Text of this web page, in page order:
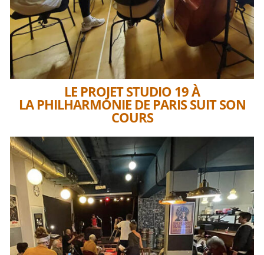
LE PROJET STUDIO 19 À
LA PHILHARMONIE DE PARIS SUIT SON
COURS